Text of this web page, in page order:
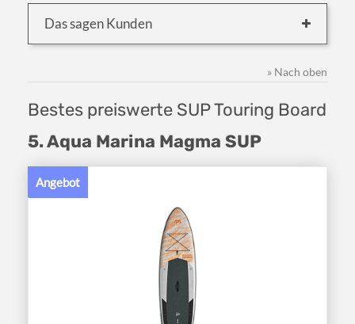
Das sagen Kunden
» Nach oben
Bestes preiswerte SUP Touring Board
5. Aqua Marina Magma SUP
Angebot